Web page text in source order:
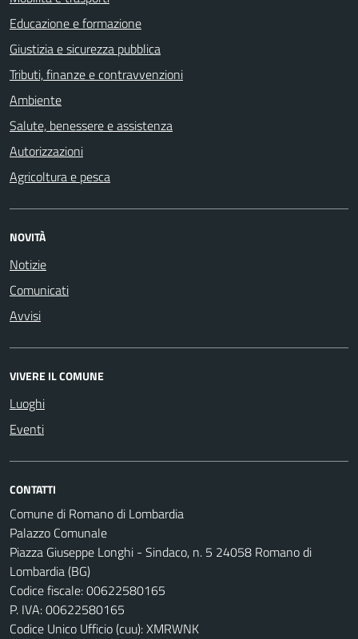
Educazione e formazione
Giustizia e sicurezza pubblica
Tributi, finanze e contravvenzioni
Ambiente
Salute, benessere e assistenza
Autorizzazioni
Agricoltura e pesca
NOVITÀ
Notizie
Comunicati
Avvisi
VIVERE IL COMUNE
Luoghi
Eventi
CONTATTI
Comune di Romano di Lombardia
Palazzo Comunale
Piazza Giuseppe Longhi - Sindaco, n. 5 24058 Romano di
Lombardia (BG)
Codice fiscale: 00622580165
P. IVA: 00622580165
Codice Unico Ufficio (cuu): XMRWNK